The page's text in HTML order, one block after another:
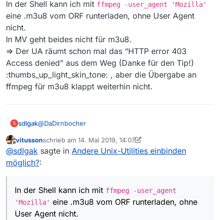
[https @ 0x7fefcddeef00] HTTP error 403
… Fehler für alle Segmente …
https @ 0x7fefce3a4640] HTTP error 403 Access
[hls,applehttp @ 0x7fefcc000600] Failed to
Alle drei Downloader habe ich an .m3u8-Dateien von
geladen werden, nicht einmal die .m3u8 wurde
gespeichert. Bei SRF und WDR waren alle drei
Downloader erfolgreich, aber auch nur in der Shell.
Das hakt bei der Übergabe nach extern, auch wenn das
In der Shell kann ich mit ffmpeg -user_agent 'Mozilla'
eine .m3u8 vom ORF runterladen, ohne User Agent
nicht.
In MV geht beides nicht für m3u8.
=> Der UA räumt schon mal das “HTTP error 403
Access denied” aus dem Weg (Danke für den Tip!)
:thumbs_up_light_skin_tone: , aber die Übergabe an
ffmpeg für m3u8 klappt weiterhin nicht.
S sdlgak@DaDirnbocher
@sdlgak ffmpeg und orf: da gibts das stichwort
In der Shell kann ich mit
User Agent nicht.
In MV geht beides nicht für m3u8.
=> Der UA räumt schon mal das “HTTP error 403 Access
denied” aus dem Weg (Danke für den Tip!)
Offline
vitussonschrieb am 14. Mai 2019, 14:07
zuletzt editiert von vitusson
@sdlgak sagte in Andere Unix-Utilities einbinden
möglich?:
In der Shell kann ich mit ffmpeg -user_agent
'Mozilla' eine .m3u8 vom ORF runterladen, ohne
User Agent nicht.